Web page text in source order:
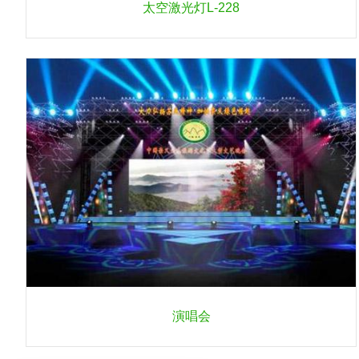
太空激光灯L-228
演唱会